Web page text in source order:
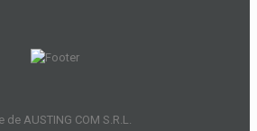
AUSTING COM S.R.L.